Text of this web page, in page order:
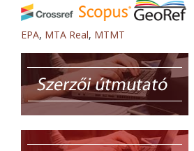
EPA, MTA Real, MTMT